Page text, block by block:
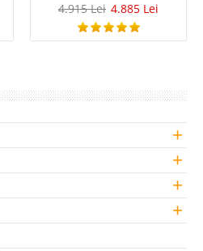
4.915 Lei 4.885 Lei
+
+
+
+